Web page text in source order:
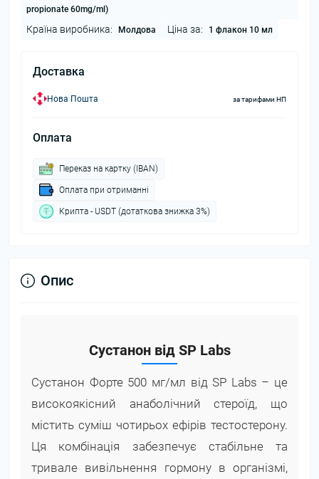
propionate 60mg/ml)
Країна виробника: Молдова Ціна за: 1 флакон 10 мл
Доставка
Нова Пошта за тарифами НП
Оплата
Переказ на картку (IBAN)
Оплата при отриманні
Крипта - USDT (дотаткова знижка 3%)
Опис
Сустанон від SP Labs
Сустанон Форте 500 мг/мл від SP Labs – це
високоякісний анаболічний стероїд, що
містить суміш чотирьох ефірів тестостерону.
Ця комбінація забезпечує стабільне та
тривале вивільнення гормону в організмі,